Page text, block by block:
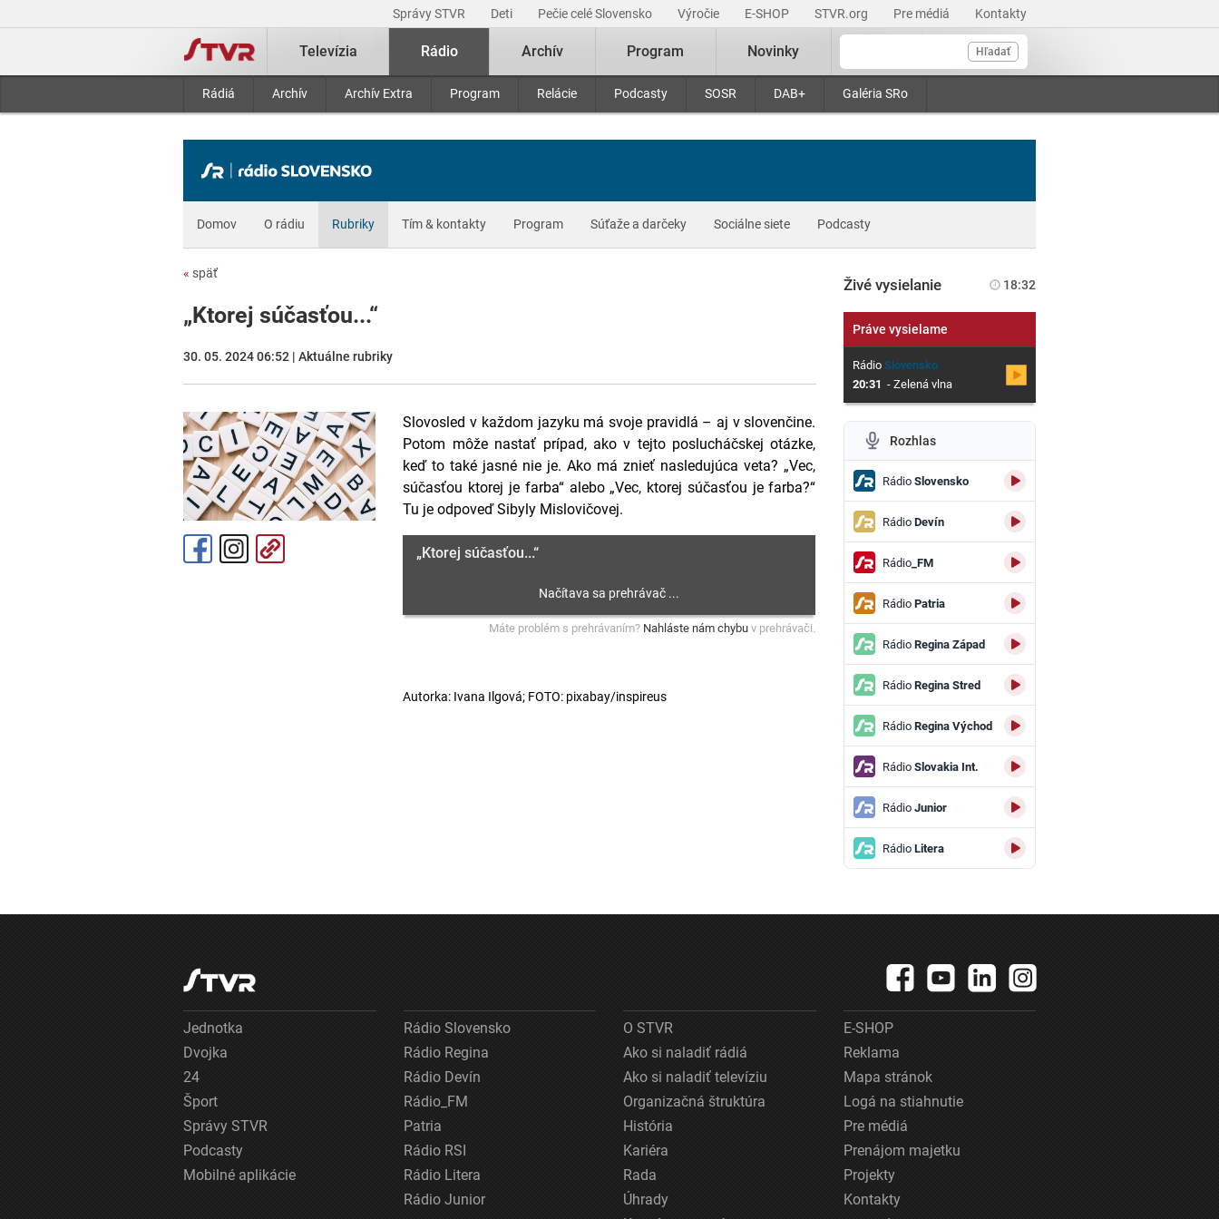
Správy STVR Deti Pečie celé Slovensko Výročie E-SHOP STVR.org Pre médiá Kontakty
Hľadať
Televízia Rádio
Rádiá Archív Archív Extra Program Relácie Podcasty SOSR DAB+ Galéria SRo
Archív Program Novinky
Domov O rádiu Rubriky Tím & kontakty Program Súťaže a darčeky Sociálne siete Podcasty
« späť
„Ktorej súčasťou...“
30. 05. 2024 06:52 | Aktuálne rubriky
Slovosled v každom jazyku má svoje pravidlá – aj v slovenčine.
Potom môže nastať prípad, ako v tejto poslucháčskej otázke,
keď to také jasné nie je. Ako má znieť nasledujúca veta? „Vec,
súčasťou ktorej je farba“ alebo „Vec, ktorej súčasťou je farba?“
Tu je odpoveď Sibyly Mislovičovej.
„Ktorej súčasťou...“
Máte problém s prehrávaním? Nahláste nám chybu v prehrávači.
Autorka: Ivana Ilgová; FOTO: pixabay/inspireus
Živé vysielanie 18:32
Práve vysielame
RádioSlovensko
20:31 - Zelená vlna
Rozhlas
RádioSlovensko
RádioDevín
Rádio_FM
RádioPatria
RádioRegina Západ
RádioRegina Stred
RádioRegina Východ
RádioSlovakia Int.
RádioJunior
RádioLitera
Jednotka
Dvojka
24
Šport
Správy STVR
Podcasty
Mobilné aplikácie
Rádio Slovensko
Rádio Regina
Rádio Devín
Rádio_FM
Patria
Rádio RSI
Rádio Litera
Rádio Junior
O STVR
Ako si naladiť rádiá
Ako si naladiť televíziu
Organizačná štruktúra
História
Kariéra
Rada
Úhrady
E-SHOP
Reklama
Mapa stránok
Logá na stiahnutie
Pre médiá
Prenájom majetku
Projekty
Kontakty